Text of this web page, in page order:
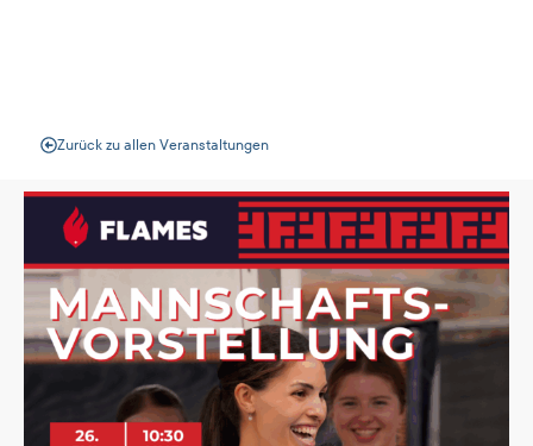
Zurück zu allen Veranstaltungen